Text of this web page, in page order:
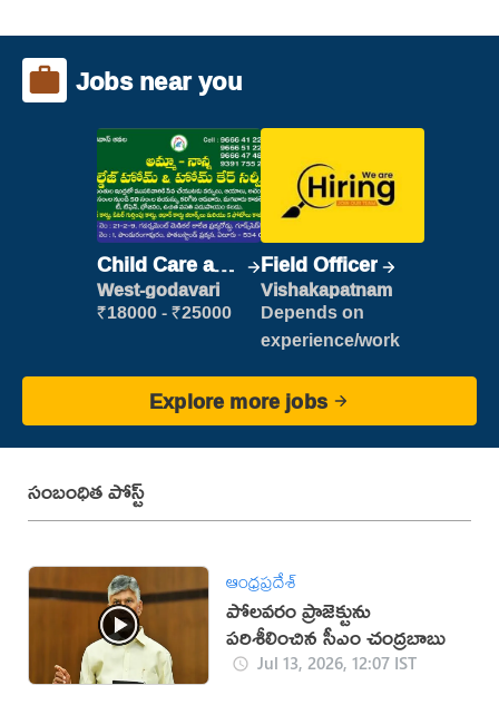
Jobs near you
Child Care and
Patient care
West-godavari
₹18000 - ₹25000
Field Officer
Vishakapatnam
Depends on
experience/work
Explore more jobs
సంబంధిత పోస్ట్
ఆంధ్రప్రదేశ్
పోలవరం ప్రాజెక్టును
పరిశీలించిన సీఎం చంద్రబాబు
Jul 13, 2026, 12:07 IST